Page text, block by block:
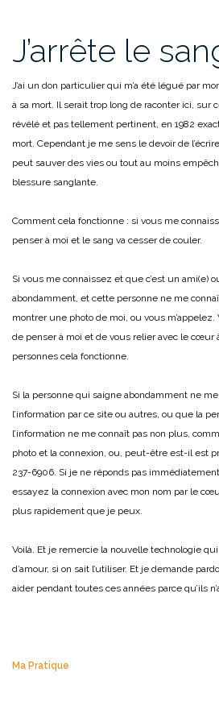
J’arrête le
J’ai un don particulier qui m’a été légué par
à sa mort. Il serait trop long de raconter ici, sur
révélé et pas tellement pertinent, en 1982
mort. Cependant je me sens le devoir de
peut sauver des vies ou tout au moins
blessure sanglante.
Comment cela fonctionne : si vous me
penser à moi et le sang va cesser de couler.
Si vous me connaissez et que c’est un ami(e)
abondamment, et cette personne ne me
montrer une photo de moi, ou vous
de penser à moi et de vous relier avec le cœur
personnes cela fonctionne.
Si la personne qui saigne abondamment ne
l’information par ce site ou autres, ou que la
l’information ne me connaît pas non plus,
photo et la connexion, ou, peut-être est-il est
237-6906. Si je ne réponds pas
essayez la connexion avec mon nom par le
plus rapidement que je peux.
Voilà. Et je remercie la nouvelle technologie
d’amour, si on sait l’utiliser. Et je demande
aider pendant toutes ces années parce qu’ils
Ma Pratique